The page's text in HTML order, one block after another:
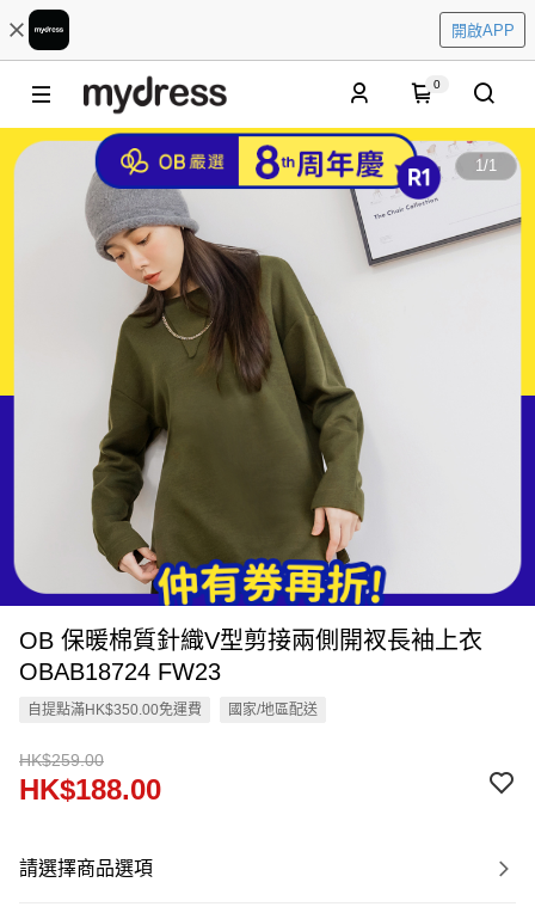
開啟APP
0
1/1
OB 保暖棉質針織V型剪接兩側開衩長袖上衣
OBAB18724 FW23
自提點滿HK$350.00免運費 國家/地區配送
HK$259.00
HK$188.00
請選擇商品選項